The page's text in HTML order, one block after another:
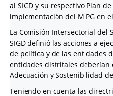
al SIGD y su respectivo Plan
implementación del MIPG en
La Comisión Intersectorial del
SIGD definió las acciones a
de política y de las entidades
entidades distritales deberían
Adecuación y Sostenibilidad
Teniendo en cuenta las